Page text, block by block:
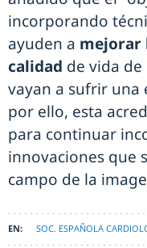
incorporando
ayuden a mejorar
calidad de vida
vayan a sufrir una
por ello, esta
para continuar
innovaciones que
campo de la
SOC. ESPAÑOLA